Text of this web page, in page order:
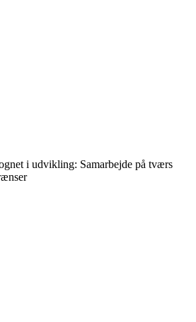
i udvikling: Samarbejde på tværs